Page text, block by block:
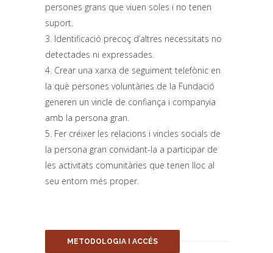
persones grans que viuen soles i no tenen
suport.
3. Identificació precoç d’altres necessitats no
detectades ni expressades.
4. Crear una xarxa de seguiment telefònic en
la què persones voluntàries de la Fundació
generen un vincle de confiança i companyia
amb la persona gran.
5. Fer créixer les relacions i vincles socials de
la persona gran convidant-la a participar de
les activitats comunitàries que tenen lloc al
seu entorn més proper.
METODOLOGIA I ACCÉS